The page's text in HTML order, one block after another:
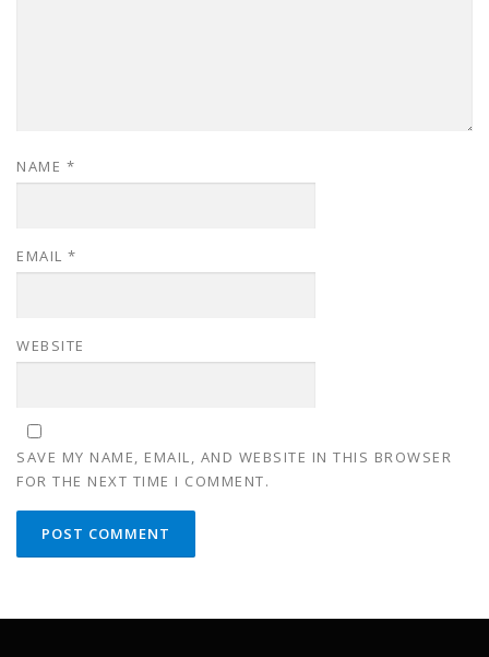
NAME *
EMAIL *
WEBSITE
SAVE MY NAME, EMAIL, AND WEBSITE IN THIS BROWSER
FOR THE NEXT TIME I COMMENT.